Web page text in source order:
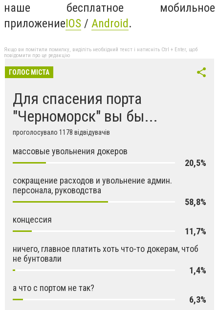
наше бесплатное мобильное
приложениеIOS / Android.
Якщо ви помітили помилку, виділіть необхідний текст і натисніть Ctrl + Enter, щоб
повідомити про це редакцію
ГОЛОС МІСТА
Для спасения порта
"Черноморск" вы бы...
проголосувало 1178 відвідувачів
массовые увольнения докеров
20,5%
сокращение расходов и увольнение админ.
персонала, руководства
58,8%
концессия
11,7%
ничего, главное платить хоть что-то докерам, чтоб
не бунтовали
1,4%
а что с портом не так?
6,3%